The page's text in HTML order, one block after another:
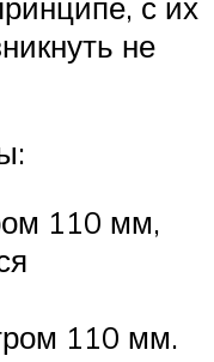
не
110 мм,
110 мм.